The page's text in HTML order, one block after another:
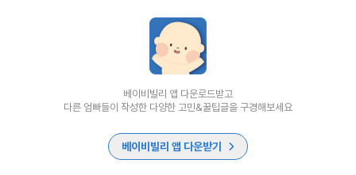
베이비빌리 앱 다운로드받고
다른 엄빠들이 작성한 다양한 고민&꿀팁글을 구경해보세요
베이비빌리 앱 다운받기